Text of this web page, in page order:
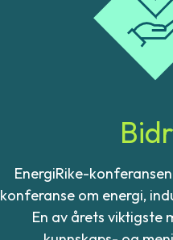
EnergiRike-
konferanse om energi,
En av årets viktigste